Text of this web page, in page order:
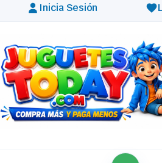
Inicia Sesión